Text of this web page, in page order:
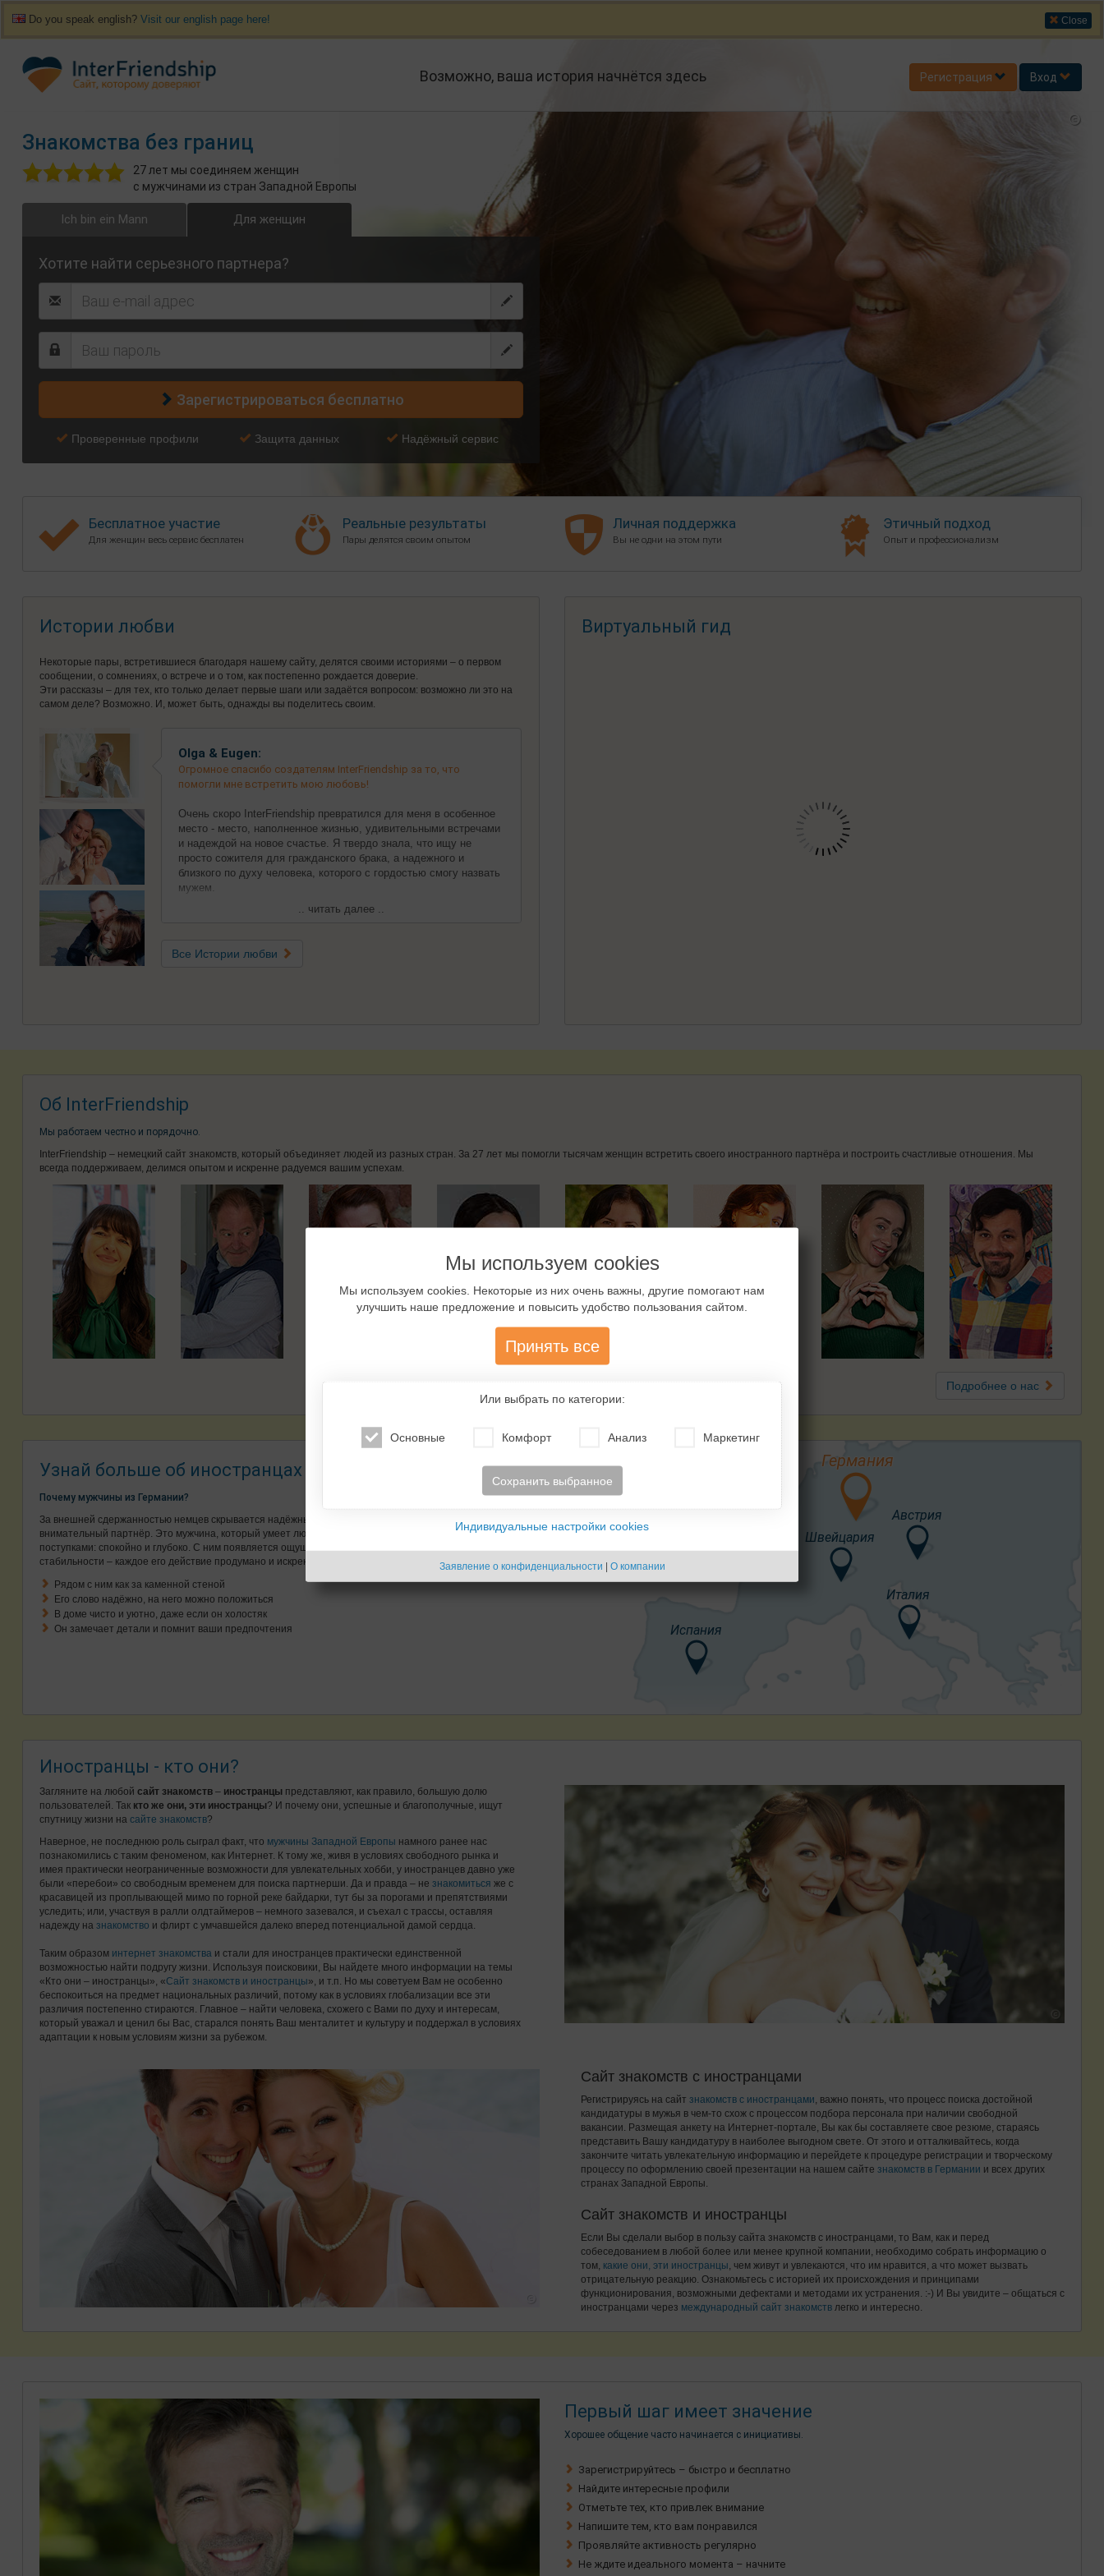
Close
Do you speak english? Visit our english page here!
Знакомства без границ
27 лет мы соединяем женщин
с мужчинами из стран Западной Европы
Ich bin ein Mann Для женщин
Хотите найти серьезного партнера?
Зарегистрироваться бесплатно
Проверенные профили Защита данных Надёжный сервис
Бесплатное участие
Для женщин весь сервис бесплатен
Реальные результаты
Пары делятся своим опытом
Личная поддержка
Вы не одни на этом пути
Этичный подход
Опыт и профессионализм
Истории любви
Некоторые пары, встретившиеся благодаря нашему сайту, делятся своими историями – о первом
сообщении, о сомнениях, о встрече и о том, как постепенно рождается доверие.
Эти рассказы – для тех, кто только делает первые шаги или задаётся вопросом: возможно ли это на
самом деле? Возможно. И, может быть, однажды вы поделитесь своим.
Olga & Eugen:
Огромное спасибо создателям InterFriendship за то, что
помогли мне встретить мою любовь!
Очень скоро InterFriendship превратился для меня в особенное
место - место, наполненное жизнью, удивительными встречами
и надеждой на новое счастье. Я твердо знала, что ищу не
просто сожителя для гражданского брака, а надежного и
близкого по духу человека, которого с гордостью смогу назвать
мужем.
.. читать далее ..
Все Истории любви
Виртуальный гид
Об InterFriendship
Мы работаем честно и порядочно.
InterFriendship – немецкий сайт знакомств, который объединяет людей из разных стран. За 27 лет мы помогли тысячам женщин встретить своего иностранного партнёра и построить счастливые отношения. Мы
всегда поддерживаем, делимся опытом и искренне радуемся вашим успехам.
Подробнее о нас
Узнай больше об иностранцах – Знакомства с немцами
Почему мужчины из Германии?
За внешней сдержанностью немцев скрывается надёжный и
внимательный партнёр. Это мужчина, который умеет любить
поступками: спокойно и глубоко. С ним появляется ощущение
стабильности – каждое его действие продумано и искренне.
Рядом с ним как за каменной стеной
Его слово надёжно, на него можно положиться
В доме чисто и уютно, даже если он холостяк
Он замечает детали и помнит ваши предпочтения
Германия
Австрия
Швейцария
Италия
Испания
Иностранцы - кто они?
Загляните на любой сайт знакомств – иностранцы представляют, как правило, большую долю
пользователей. Так кто же они, эти иностранцы? И почему они, успешные и благополучные, ищут
спутницу жизни на сайте знакомств?
Наверное, не последнюю роль сыграл факт, что мужчины Западной Европы намного ранее нас
познакомились с таким феноменом, как Интернет. К тому же, живя в условиях свободного рынка и
имея практически неограниченные возможности для увлекательных хобби, у иностранцев давно уже
были «перебои» со свободным временем для поиска партнерши. Да и правда – не знакомиться же с
красавицей из проплывающей мимо по горной реке байдарки, тут бы за порогами и препятствиями
уследить; или, участвуя в ралли олдтаймеров – немного зазевался, и съехал с трассы, оставляя
надежду на знакомство и флирт с умчавшейся далеко вперед потенциальной дамой сердца.
Таким образом интернет знакомства и стали для иностранцев практически единственной
возможностью найти подругу жизни. Используя поисковики, Вы найдете много информации на темы
«Кто они – иностранцы», «Сайт знакомств и иностранцы», и т.п. Но мы советуем Вам не особенно
беспокоиться на предмет национальных различий, потому как в условиях глобализации все эти
различия постепенно стираются. Главное – найти человека, схожего с Вами по духу и интересам,
который уважал и ценил бы Вас, старался понять Ваш менталитет и культуру и поддержал в условиях
адаптации к новым условиям жизни за рубежом.
Сайт знакомств с иностранцами
Регистрируясь на сайт знакомств с иностранцами, важно понять, что процесс поиска достойной
кандидатуры в мужья в чем-то схож с процессом подбора персонала при наличии свободной
вакансии. Размещая анкету на Интернет-портале, Вы как бы составляете свое резюме, стараясь
представить Вашу кандидатуру в наиболее выгодном свете. От этого и отталкивайтесь, когда
закончите читать увлекательную информацию и перейдете к процедуре регистрации и творческому
процессу по оформлению своей презентации на нашем сайте знакомств в Германии и всех других
странах Западной Европы.
Сайт знакомств и иностранцы
Если Вы сделали выбор в пользу сайта знакомств с иностранцами, то Вам, как и перед
собеседованием в любой более или менее крупной компании, необходимо собрать информацию о
том, какие они, эти иностранцы, чем живут и увлекаются, что им нравится, а что может вызвать
отрицательную реакцию. Ознакомьтесь с историей их происхождения и принципами
функционирования, возможными дефектами и методами их устранения. :-) И Вы увидите – общаться с
иностранцами через международный сайт знакомств легко и интересно.
Первый шаг имеет значение
Хорошее общение часто начинается с инициативы.
Зарегистрируйтесь – быстро и бесплатно
Найдите интересные профили
Отметьте тех, кто привлек внимание
Напишите тем, кто вам понравился
Проявляйте активность регулярно
Не ждите идеального момента – начните
Возможно, ваша история начнётся здесь Регистрация Вход
Мы используем cookies
Мы используем cookies. Некоторые из них очень важны, другие помогают нам
улучшить наше предложение и повысить удобство пользования сайтом.
Принять все
Или выбрать по категории:
Основные Комфорт Анализ Маркетинг
Сохранить выбранное
Индивидуальные настройки cookies
Заявление о конфиденциальности | О компании